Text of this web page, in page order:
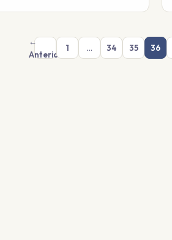
←
Anterior
1 … 34 35 36